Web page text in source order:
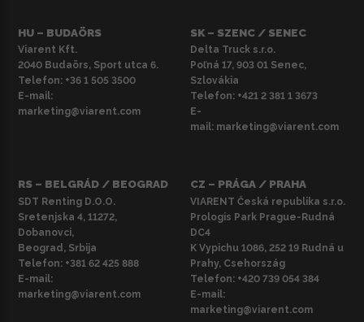
HU – BUDAÖRS
Viarent Kft.
2040 Budaörs, Sport utca 6.
Telefon: +36 1 505 3500
E-mail:
marketing@viarent.com
SK – SZENC / SENEC
Delta Truck s.r.o.
Poľná 17, 903 01 Senec,
Szlovákia
Telefon: +421 2 381 1 3673
E-
mail: marketing@viarent.com
RS – BELGRÁD / BEOGRAD
SDT Renting D.O.O.
Sretenjska 4, 11272,
Dobanovci,
Beograd, Srbija
Telefon: +381 62 425 888
E-mail:
marketing@viarent.com
CZ – PRÁGA / PRAHA
VIARENT Česká republika s.r.o.
Prologis Park Prague-Rudná
DC4
K Vypichu 1086, 252 19 Rudná u
Prahy, Csehország
Telefon: +420 739 054 384
E-mail:
marketing@viarent.com